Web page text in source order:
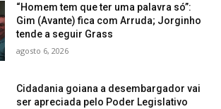
“Homem tem que ter uma palavra só”:
Gim (Avante) fica com Arruda; Jorginho
tende a seguir Grass
agosto 6, 2026
Cidadania goiana a desembargador vai
ser apreciada pelo Poder Legislativo